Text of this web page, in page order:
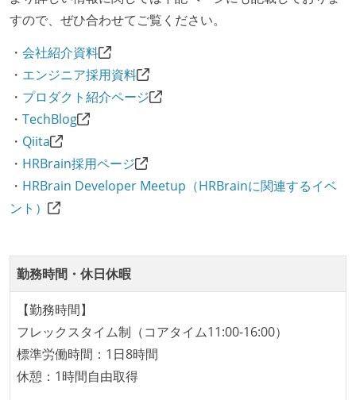
テストの実施度
ほとんどの機能に受け入れテストを記述、実施してい
る
機能の実装と同時にテストコードを記述している
アジャイル実践状況
1ヶ月以下の短い期間でのイテレーション開発を実践
している
デイリーでスタンドアップミーティング、またはそれ
かえりミーティングを行っている
タスク見積もりの単位には絶対量（人日など）ではな
く相対ポイントを用い、極力複数人の意見を調整する
形で行っている
継続的なデプロイ（デリバリー）を行っている
すので、ぜひ合わせてご覧ください。
・ 会社紹介資料
・ エンジニア採用資料
・ プロダクト紹介ページ
・ TechBlog
・ Qiita
・ HRBrain採用ページ
・ HRBrain Developer Meetup（HRBrainに関連するイベ
ント）
勤務時間・休日休暇
【勤務時間】
フレックスタイム制（コアタイム11:00-16:00）
標準労働時間：1日8時間
休憩：1時間自由取得